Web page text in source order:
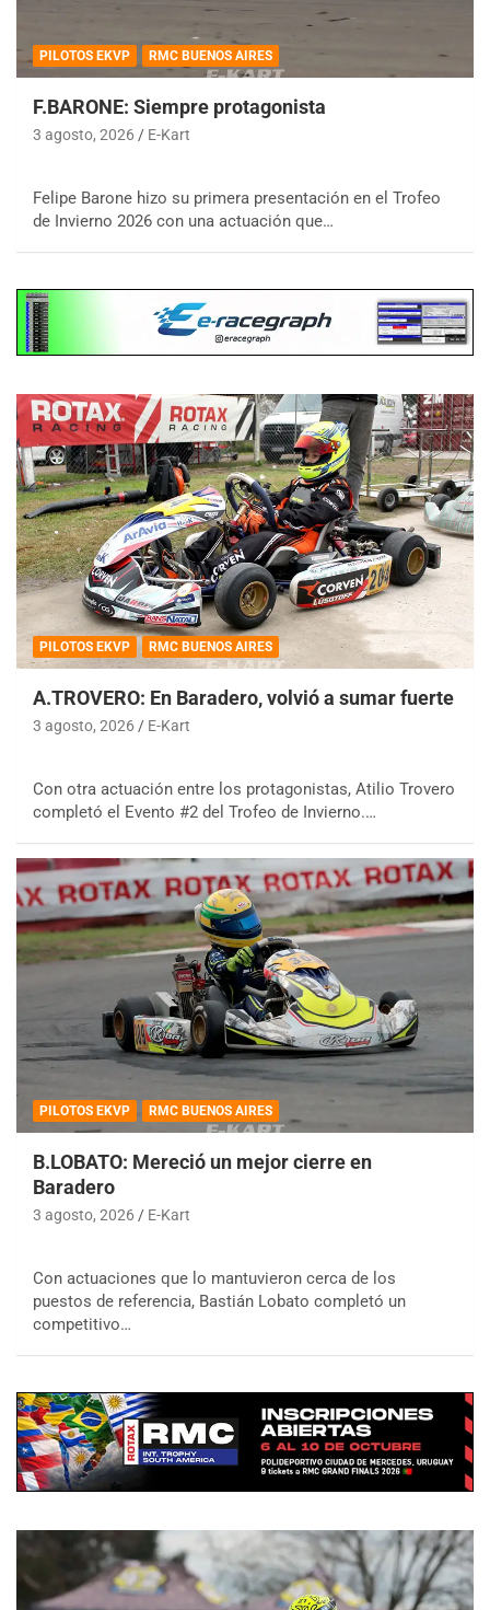
PILOTOS EKVP RMC BUENOS AIRES
F.BARONE: Siempre protagonista
3 agosto, 2026 E-Kart
Felipe Barone hizo su primera presentación en el Trofeo
de Invierno 2026 con una actuación que…
PILOTOS EKVP RMC BUENOS AIRES
A.TROVERO: En Baradero, volvió a sumar fuerte
3 agosto, 2026 E-Kart
Con otra actuación entre los protagonistas, Atilio Trovero
completó el Evento #2 del Trofeo de Invierno.…
PILOTOS EKVP RMC BUENOS AIRES
B.LOBATO: Mereció un mejor cierre en
Baradero
3 agosto, 2026 E-Kart
Con actuaciones que lo mantuvieron cerca de los
puestos de referencia, Bastián Lobato completó un
competitivo…